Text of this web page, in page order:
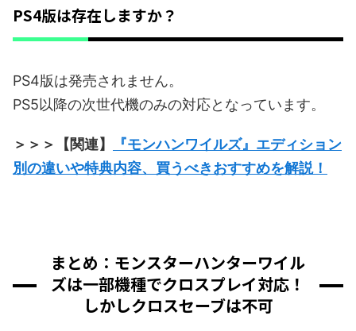
PS4版は存在しますか？
PS4版は発売されません。
PS5以降の次世代機のみの対応となっています。
＞＞＞【関連】
『モンハンワイルズ』エディション
別の違いや特典内容、買うべきおすすめを解説！
まとめ：モンスターハンターワイル
ズは一部機種でクロスプレイ対応！
しかしクロスセーブは不可